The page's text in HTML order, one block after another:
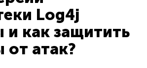
Log4j
и как защитить
от атак?